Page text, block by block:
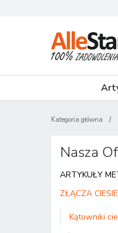
Kategoria główna /
Nasza
ARTYKUŁY
ZŁĄCZA
Kątowniki